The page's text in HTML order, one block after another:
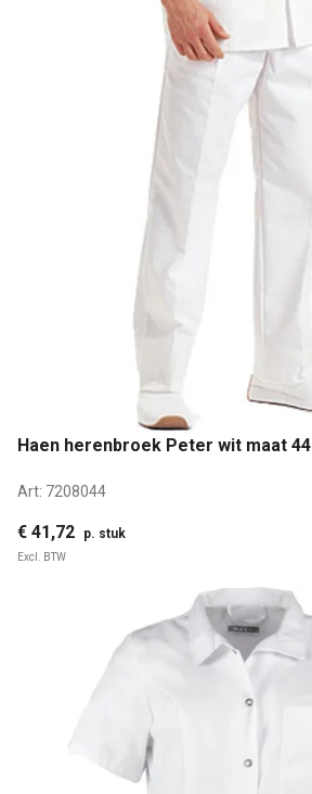
Haen herenbroek Peter wit maat 44
Art: 7208044
€ 41,72 p. stuk
Excl. BTW